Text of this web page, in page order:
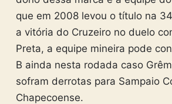
que em 2008 levou o título na
a vitória do Cruzeiro no duelo
Preta, a equipe mineira pode
B ainda nesta rodada caso
sofram derrotas para Sampaio
Chapecoense.